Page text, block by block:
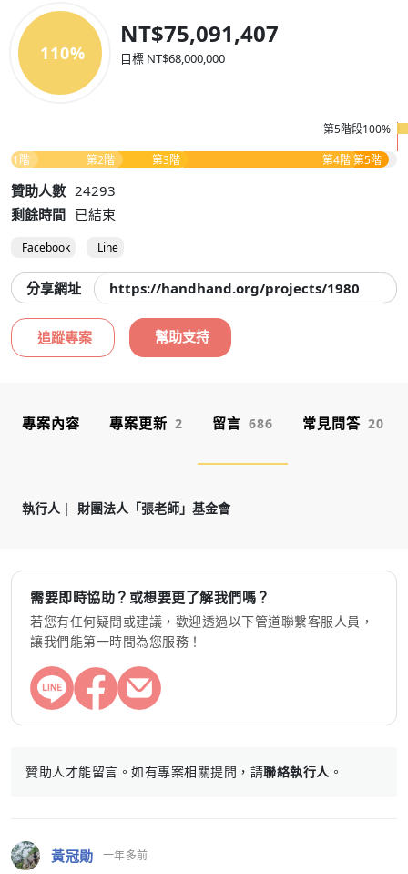
110%
NT$75,091,407
目標 NT$68,000,000
第5階段100%
第1階
第2階 第3階 第4階 第5階
贊助人數 24293
剩餘時間 已結束
Facebook Line
分享網址 https://handhand.org/projects/1980
追蹤專案 幫助支持
專案內容 專案更新 2 留言 686 常見問答 20
執行人 財團法人「張老師」基金會
需要即時協助？或想要更了解我們嗎？
若您有任何疑問或建議，歡迎透過以下管道聯繫客服人員，
讓我們能第一時間為您服務！
贊助人才能留言。如有專案相關提問，請聯絡執行人 。
黃冠勛 一年多前